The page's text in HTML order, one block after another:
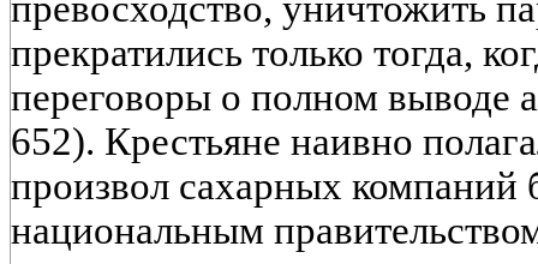
прекратились только тогда,
переговоры о полном выводе
652). Крестьяне наивно
произвол сахарных компаний
национальным